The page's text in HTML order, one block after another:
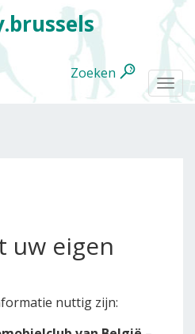
Zoeken
uw eigen
nuttig zijn: